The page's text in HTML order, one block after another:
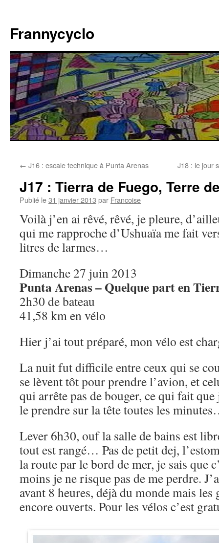
contenu
Frannycyclo
← J16 : escale technique à Punta Arenas J18 : le jour
J17 : Tierra de Fuego, Terre
Publié le31 janvier 2013 par Francoise
Voilà j’en ai rêvé, rêvé, je pleure,
qui me rapproche d’Ushuaïa me fait
litres de larmes…
Dimanche 27 juin 2013
Punta Arenas – Quelque part en
2h30 de bateau
41,58 km en vélo
Hier j’ai tout préparé, mon vélo est
La nuit fut difficile entre ceux qui se
se lèvent tôt pour prendre l’avion, et
qui arrête pas de bouger, ce qui fait
le prendre sur la tête toutes les
Lever 6h30, ouf la salle de bains est
tout est rangé… Pas de petit dej,
la route par le bord de mer, je sais que
moins je ne risque pas de me perdre.
avant 8 heures, déjà du monde mais les
encore ouverts. Pour les vélos c’est